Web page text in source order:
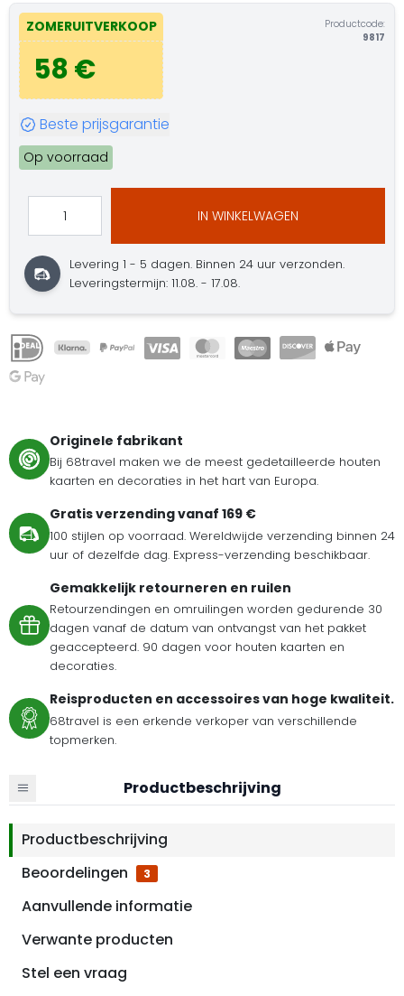
ZOMERUITVERKOOP
58 €
Productcode:
9817
Beste prijsgarantie
Op voorraad
IN WINKELWAGEN
Levering 1 - 5 dagen. Binnen 24 uur verzonden.
Leveringstermijn: 11.08. - 17.08.
Originele fabrikant
Bij 68travel maken we de meest gedetailleerde houten
kaarten en decoraties in het hart van Europa.
Gratis verzending vanaf 169 €
100 stijlen op voorraad. Wereldwijde verzending binnen 24
uur of dezelfde dag. Express-verzending beschikbaar.
Gemakkelijk retourneren en ruilen
Retourzendingen en omruilingen worden gedurende 30
dagen vanaf de datum van ontvangst van het pakket
geaccepteerd. 90 dagen voor houten kaarten en
decoraties.
Reisproducten en accessoires van hoge kwaliteit.
68travel is een erkende verkoper van verschillende
topmerken.
Productbeschrijving
Productbeschrijving
Beoordelingen
3
Aanvullende informatie
Verwante producten
Stel een vraag